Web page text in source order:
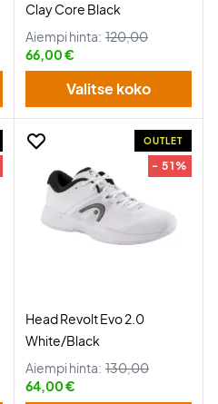
Clay Core Black
Aiempi hinta: 120,00
66,00 €
Valitse koko
OUTLET
- 51%
Head Revolt Evo 2.0
White/Black
Aiempi hinta: 130,00
64,00 €